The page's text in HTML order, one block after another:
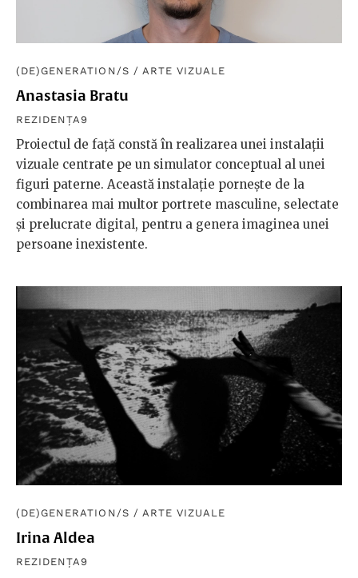
(DE)GENERATION/S / ARTE VIZUALE
Anastasia Bratu
REZIDENȚA9
Proiectul de față constă în realizarea unei instalații
vizuale centrate pe un simulator conceptual al unei
figuri paterne. Această instalație pornește de la
combinarea mai multor portrete masculine, selectate
și prelucrate digital, pentru a genera imaginea unei
persoane inexistente.
(DE)GENERATION/S / ARTE VIZUALE
Irina Aldea
REZIDENȚA9